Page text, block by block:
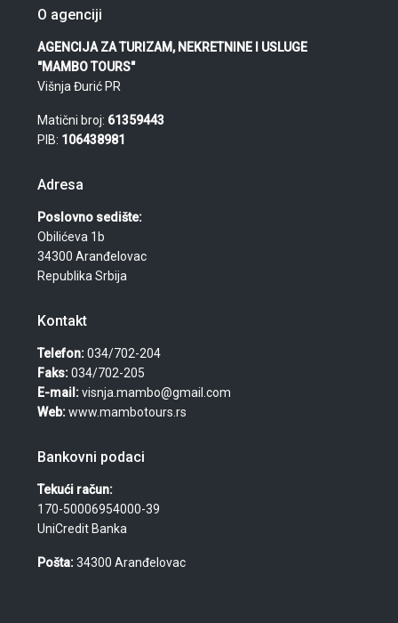
O agenciji
AGENCIJA ZA TURIZAM, NEKRETNINE I USLUGE
"MAMBO TOURS"
Višnja Đurić PR
Matični broj: 61359443
PIB: 106438981
Adresa
Poslovno sedište:
Obilićeva 1b
34300 Aranđelovac
Republika Srbija
Kontakt
Telefon:034/702-204
Faks:034/702-205
E-mail:visnja.mambo@gmail.com
Web:www.mambotours.rs
Bankovni podaci
Tekući račun:
170-50006954000-39
UniCredit Banka
Pošta:34300 Aranđelovac